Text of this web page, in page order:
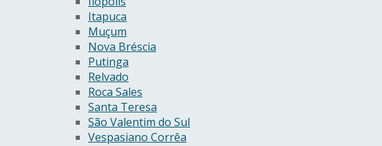
Itapuca
Muçum
Nova Bréscia
Putinga
Relvado
Roca Sales
Santa Teresa
São Valentim do Sul
Vespasiano Corrêa